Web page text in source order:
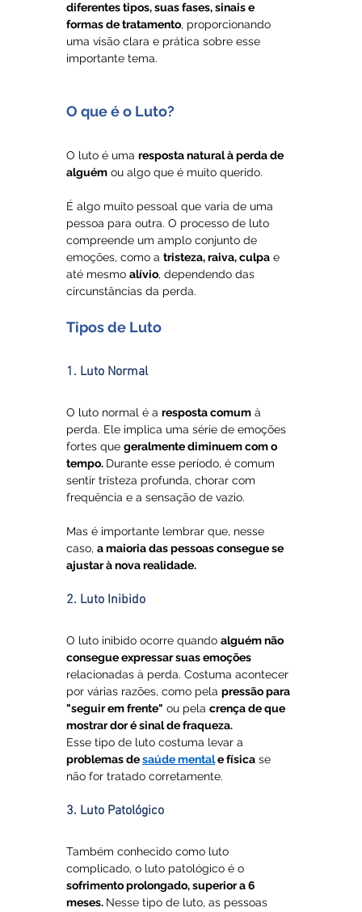
diferentes tipos, suas fases, sinais e
formas de tratamento, proporcionando
uma visão clara e prática sobre esse
importante tema.
O que é o Luto?
O luto é uma resposta natural à perda de
alguém ou algo que é muito querido.
É algo muito pessoal que varia de uma
pessoa para outra. O processo de luto
compreende um amplo conjunto de
emoções, como a tristeza, raiva, culpa e
até mesmo alívio, dependendo das
circunstâncias da perda.
Tipos de Luto
1. Luto Normal
O luto normal é a resposta comum à
perda. Ele implica uma série de emoções
fortes que geralmente diminuem com o
tempo. Durante esse período, é comum
sentir tristeza profunda, chorar com
frequência e a sensação de vazio.
Mas é importante lembrar que, nesse
caso, a maioria das pessoas consegue se
ajustar à nova realidade.
2. Luto Inibido
O luto inibido ocorre quando alguém não
consegue expressar suas emoções
relacionadas à perda. Costuma acontecer
por várias razões, como pela pressão para
"seguir em frente" ou pela crença de que
mostrar dor é sinal de fraqueza.
Esse tipo de luto costuma levar a
problemas de saúde mental e física se
não for tratado corretamente.
3. Luto Patológico
Também conhecido como luto
complicado, o luto patológico é o
sofrimento prolongado, superior a 6
meses. Nesse tipo de luto, as pessoas